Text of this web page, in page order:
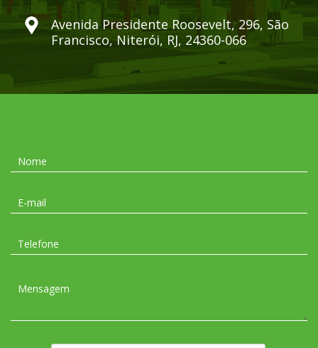
Avenida Presidente Roosevelt, 296, São
Francisco, Niterói, RJ, 24360-066